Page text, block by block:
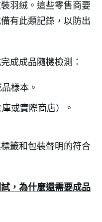
羽绒。這些零售商要
有此類記錄，以防出
成成品隨機檢測：
樣本。
或實際商店）。
籤和包裝聲明的符合
，為什麼還需要成品